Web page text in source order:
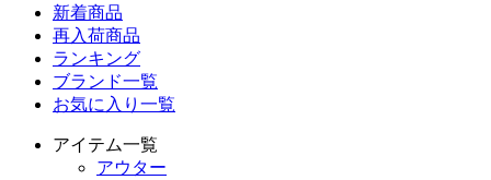
新着商品
再入荷商品
ランキング
ブランド一覧
お気に入り一覧
アイテム一覧
アウター